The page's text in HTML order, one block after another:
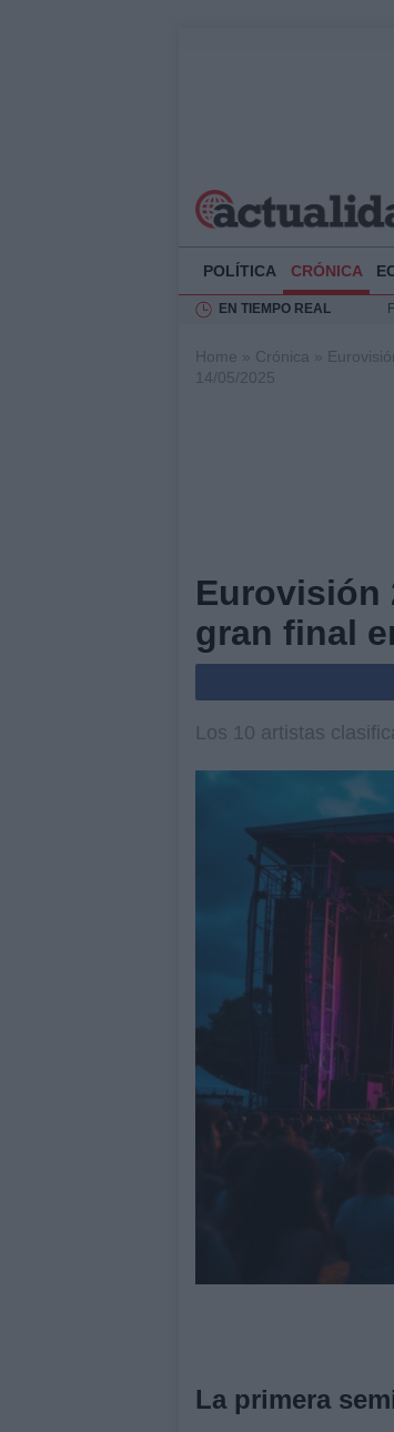
POLÍTICA CRÓNICA
EN TIEMPO REAL
Home » Crónica »
14/05/2025
Eurovisión
gran final
Los 10 artistas
La primera